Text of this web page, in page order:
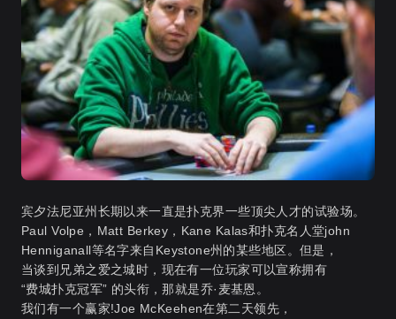
宾夕法尼亚州长期以来一直是扑克界一些顶尖人才的试验场。
Paul Volpe，Matt Berkey，Kane Kalas和扑克名人堂john
Henniganall等名字来自Keystone州的某些地区。但是，
当谈到兄弟之爱之城时，现在有一位玩家可以宣称拥有
“费城扑克冠军” 的头衔，那就是乔·麦基恩。
我们有一个赢家!Joe McKeehen在第二天领先，